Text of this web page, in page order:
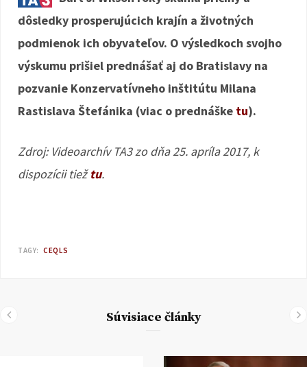
o
dôsledky prosperujúcich krajín a životných
podmienok ich obyvateľov. O výsledkoch svojho
výskumu prišiel prednášať aj do Bratislavy na
pozvanie Konzervatívneho inštitútu Milana
Rastislava Štefánika (viac o prednáške tu).
Zdroj: Videoarchív TA3 zo dňa 25. apríla 2017, k
dispozícii tiežtu.
TAGY: CEQLS
Súvisiace články